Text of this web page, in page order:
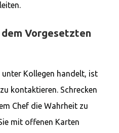
dem Vorgesetzten
Kollegen handelt, ist
kontaktieren. Schrecken
Chef die Wahrheit zu
mit offenen Karten